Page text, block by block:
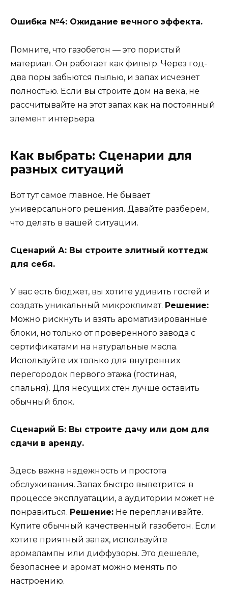
Ошибка №4: Ожидание вечного эффекта.
Помните, что газобетон — это пористый
материал. Он работает как фильтр. Через год-
два поры забьются пылью, и запах исчезнет
полностью. Если вы строите дом на века, не
рассчитывайте на этот запах как на постоянный
элемент интерьера.
Как выбрать: Сценарии для
разных ситуаций
Вот тут самое главное. Не бывает
универсального решения. Давайте разберем,
что делать в вашей ситуации.
Сценарий А: Вы строите элитный коттедж
для себя.
У вас есть бюджет, вы хотите удивить гостей и
создать уникальный микроклимат. Решение:
Можно рискнуть и взять ароматизированные
блоки, но только от проверенного завода с
сертификатами на натуральные масла.
Используйте их только для внутренних
перегородок первого этажа (гостиная,
спальня). Для несущих стен лучше оставить
обычный блок.
Сценарий Б: Вы строите дачу или дом для
сдачи в аренду.
Здесь важна надежность и простота
обслуживания. Запах быстро выветрится в
процессе эксплуатации, а аудитории может не
понравиться. Решение: Не переплачивайте.
Купите обычный качественный газобетон. Если
хотите приятный запах, используйте
аромалампы или диффузоры. Это дешевле,
безопаснее и аромат можно менять по
настроению.